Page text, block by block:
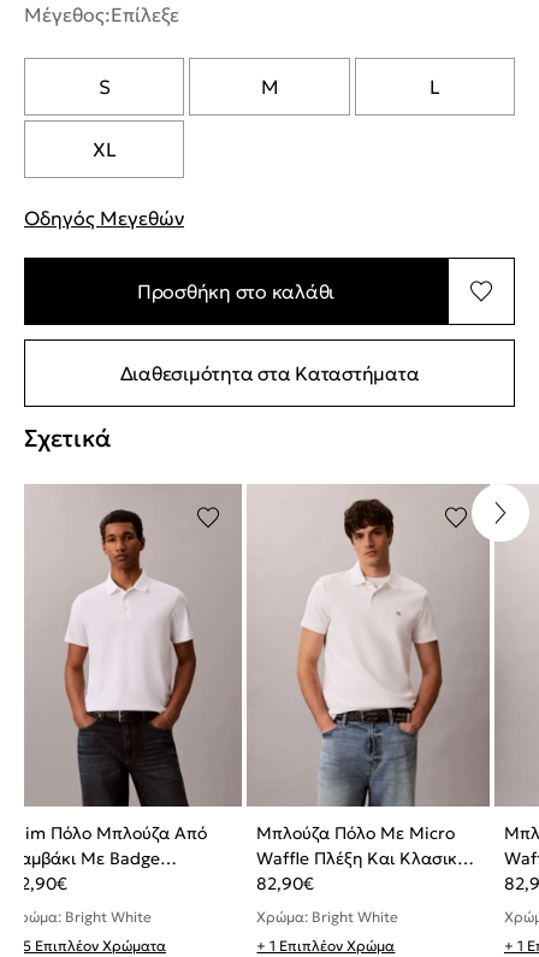
Μέγεθος:Επίλεξε
S M L
XL
Οδηγός Μεγεθών
Προσθήκη στο καλάθι
Διαθεσιμότητα στα Καταστήματα
Σχετικά
Slim Πόλο Μπλούζα Από
Βαμβάκι Με Badge
Λογότυπο
82,90€
Χρώμα: Bright White
+ 5 Επιπλέον Χρώματα
Μπλούζα Πόλο Με Micro
Waffle Πλέξη Και Κλασική
Γραμμή
82,90€
Χρώμα: Bright White
+ 1 Επιπλέον Χρώμα
+ 1